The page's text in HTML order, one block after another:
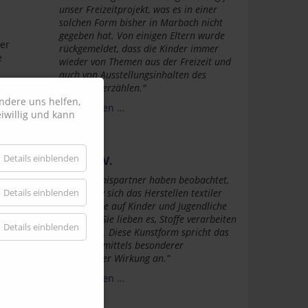
unser Freizeitprojekt, was es in einer
solchen Form bisher in Marbach nicht
gegeben hat. Von einigen Eltern wurde
rückgemeldet, dass die Kinder immer
wieder von Themen aus der Freizeit und
auch von Ausstellungsinhalten des
Museums erzählen."
Weiterlesen …
Joliba e.V.
“Die Bündnispartner haben beobachtet,
wie positiv sich das Herstellen textiler
Kunstwerke auf Kinder und Jugendliche
auswirkt. Sie lieben es, Stoffe verarbeiten
zu können. Diese Kunstform spricht das
Publikum mittels besonderer
ästhetischer Wirkung an.”
Weiterlesen …
uns helfen,
und kann
Details einblenden
Details einblenden
Details einblenden